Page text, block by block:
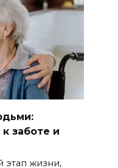
заботе и
этап жизни,